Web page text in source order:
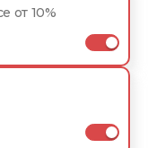
от 10%